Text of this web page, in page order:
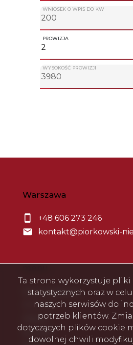
WNIOSEK O WPIS DO KW
PROWIZJA
WYSOKOŚĆ PROWIZJI
Warszawa
+48 606 273 246
kontakt@piorkowski-
Strona główna
O firmie
Oferty
Kontakt
Ta strona wykorzystuje pliki
statystycznych oraz w
naszych serwisów do
potrzeb klientów.
dotyczących plików cookie
dowolnej chwili